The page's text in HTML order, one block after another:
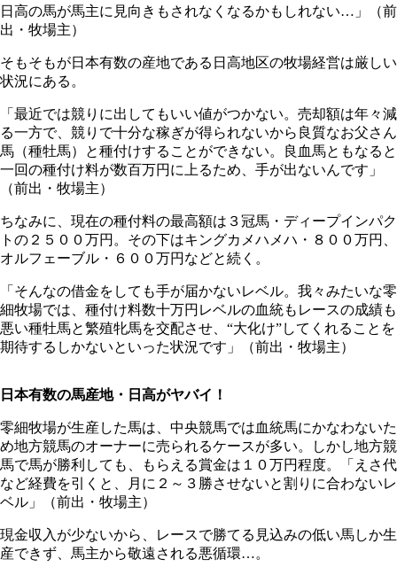
日高の馬が馬主に見向きもされなくなるかもしれない…」（前
出・牧場主）
そもそもが日本有数の産地である日高地区の牧場経営は厳しい
状況にある。
「最近では競りに出してもいい値がつかない。売却額は年々減
る一方で、競りで十分な稼ぎが得られないから良質なお父さん
馬（種牡馬）と種付けすることができない。良血馬ともなると
一回の種付け料が数百万円に上るため、手が出ないんです」
（前出・牧場主）
ちなみに、現在の種付料の最高額は３冠馬・ディープインパク
トの２５００万円。その下はキングカメハメハ・８００万円、
オルフェーブル・６００万円などと続く。
「そんなの借金をしても手が届かないレベル。我々みたいな零
細牧場では、種付け料数十万円レベルの血統もレースの成績も
悪い種牡馬と繁殖牝馬を交配させ、“大化け”してくれることを
期待するしかないといった状況です」（前出・牧場主）
日本有数の馬産地・日高がヤバイ！
零細牧場が生産した馬は、中央競馬では血統馬にかなわないた
め地方競馬のオーナーに売られるケースが多い。しかし地方競
馬で馬が勝利しても、もらえる賞金は１０万円程度。「えさ代
など経費を引くと、月に２～３勝させないと割りに合わないレ
ベル」（前出・牧場主）
現金収入が少ないから、レースで勝てる見込みの低い馬しか生
産できず、馬主から敬遠される悪循環…。